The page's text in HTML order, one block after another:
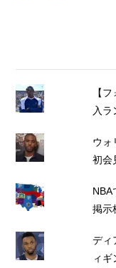
【
入
ウォ
初会
掲示
ディ
ィ